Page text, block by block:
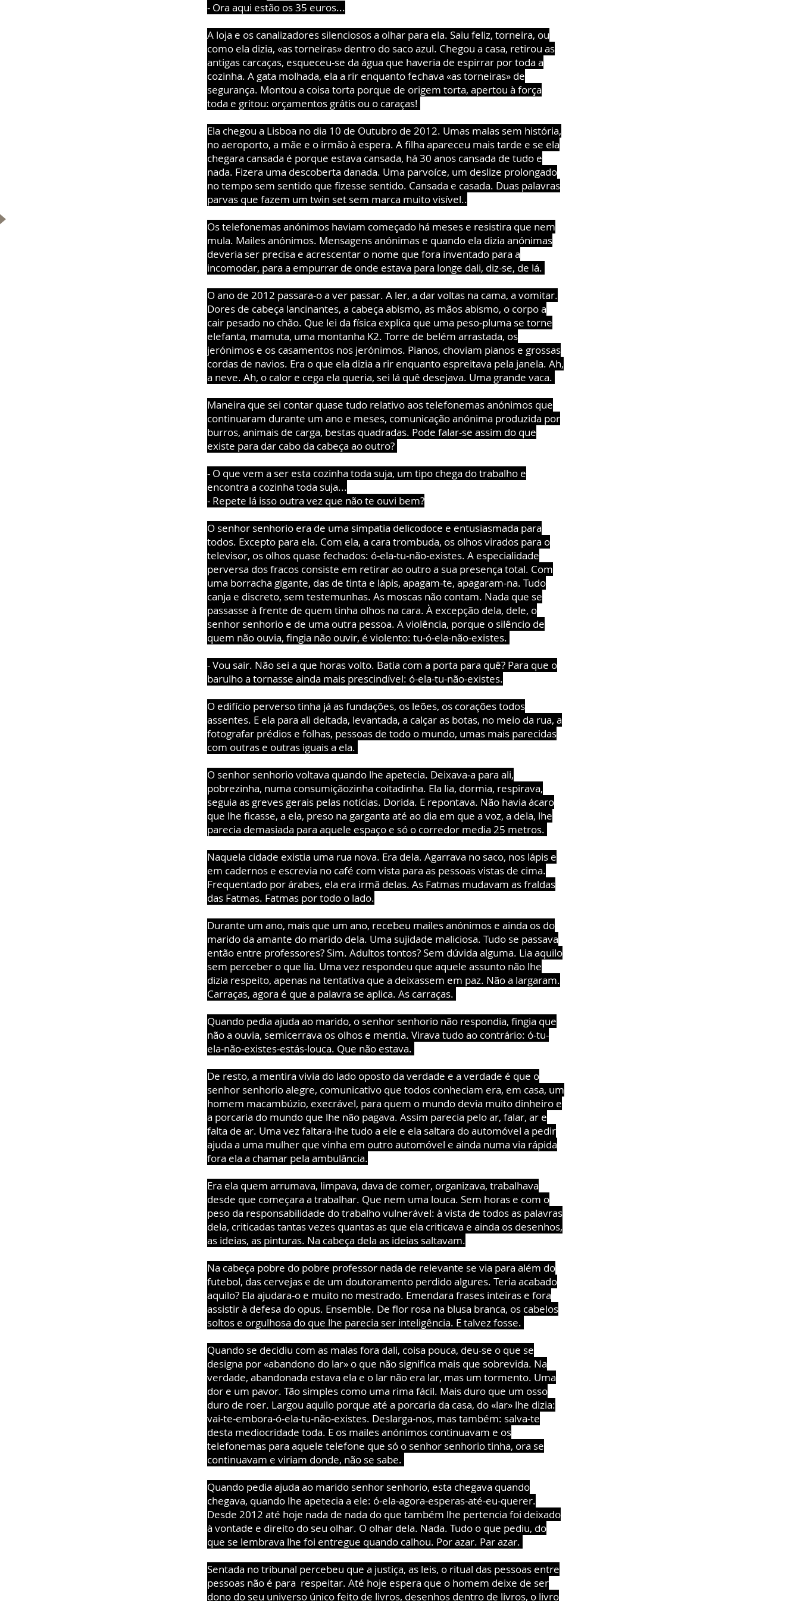
- Ora aqui estão os 35 euros...
A loja e os canalizadores silenciosos a olhar para ela. Saiu feliz, torneira, ou
como ela dizia, «as torneiras» dentro do saco azul. Chegou a casa, retirou as
antigas carcaças, esqueceu-se da água que haveria de espirrar por toda a
cozinha. A gata molhada, ela a rir enquanto fechava «as torneiras» de
segurança. Montou a coisa torta porque de origem torta, apertou à força
toda e gritou: orçamentos grátis ou o caraças!
Ela chegou a Lisboa no dia 10 de Outubro de 2012. Umas malas sem história,
no aeroporto, a mãe e o irmão à espera. A filha apareceu mais tarde e se ela
chegara cansada é porque estava cansada, há 30 anos cansada de tudo e
nada. Fizera uma descoberta danada. Uma parvoíce, um deslize prolongado
no tempo sem sentido que fizesse sentido. Cansada e casada. Duas palavras
parvas que fazem um twin set sem marca muito visível..
Os telefonemas anónimos haviam começado há meses e resistira que nem
mula. Mailes anónimos. Mensagens anónimas e quando ela dizia anónimas
deveria ser precisa e acrescentar o nome que fora inventado para a
incomodar, para a empurrar de onde estava para longe dali, diz-se, de lá.
O ano de 2012 passara-o a ver passar. A ler, a dar voltas na cama, a vomitar.
Dores de cabeça lancinantes, a cabeça abismo, as mãos abismo, o corpo a
cair pesado no chão. Que lei da física explica que uma peso-pluma se torne
elefanta, mamuta, uma montanha K2. Torre de belém arrastada, os
jerónimos e os casamentos nos jerónimos. Pianos, choviam pianos e grossas
cordas de navios. Era o que ela dizia a rir enquanto espreitava pela janela. Ah,
a neve. Ah, o calor e cega ela queria, sei lá quê desejava. Uma grande vaca.
Maneira que sei contar quase tudo relativo aos telefonemas anónimos que
continuaram durante um ano e meses, comunicação anónima produzida por
burros, animais de carga, bestas quadradas. Pode falar-se assim do que
existe para dar cabo da cabeça ao outro?
- O que vem a ser esta cozinha toda suja, um tipo chega do trabalho e
encontra a cozinha toda suja...
- Repete lá isso outra vez que não te ouvi bem?
O senhor senhorio era de uma simpatia delicodoce e entusiasmada para
todos. Excepto para ela. Com ela, a cara trombuda, os olhos virados para o
televisor, os olhos quase fechados: ó-ela-tu-não-existes. A especialidade
perversa dos fracos consiste em retirar ao outro a sua presença total. Com
uma borracha gigante, das de tinta e lápis, apagam-te, apagaram-na. Tudo
canja e discreto, sem testemunhas. As moscas não contam. Nada que se
passasse à frente de quem tinha olhos na cara. À excepção dela, dele, o
senhor senhorio e de uma outra pessoa. A violência, porque o silêncio de
quem não ouvia, fingia não ouvir, é violento: tu-ó-ela-não-existes.
- Vou sair. Não sei a que horas volto. Batia com a porta para quê? Para que o
barulho a tornasse ainda mais prescindível: ó-ela-tu-não-existes.
O edifício perverso tinha já as fundações, os leões, os corações todos
assentes. E ela para ali deitada, levantada, a calçar as botas, no meio da rua, a
fotografar prédios e folhas, pessoas de todo o mundo, umas mais parecidas
com outras e outras iguais a ela.
O senhor senhorio voltava quando lhe apetecia. Deixava-a para ali,
pobrezinha, numa consumiçãozinha coitadinha. Ela lia, dormia, respirava,
seguia as greves gerais pelas notícias. Dorida. E repontava. Não havia ácaro
que lhe ficasse, a ela, preso na garganta até ao dia em que a voz, a dela, lhe
parecia demasiada para aquele espaço e só o corredor media 25 metros.
Naquela cidade existia uma rua nova. Era dela. Agarrava no saco, nos lápis e
em cadernos e escrevia no café com vista para as pessoas vistas de cima.
Frequentado por árabes, ela era irmã delas. As Fatmas mudavam as fraldas
das Fatmas. Fatmas por todo o lado.
Durante um ano, mais que um ano, recebeu mailes anónimos e ainda os do
marido da amante do marido dela. Uma sujidade maliciosa. Tudo se passava
então entre professores? Sim. Adultos tontos? Sem dúvida alguma. Lia aquilo
sem perceber o que lia. Uma vez respondeu que aquele assunto não lhe
dizia respeito, apenas na tentativa que a deixassem em paz. Não a largaram.
Carraças, agora é que a palavra se aplica. As carraças.
Quando pedia ajuda ao marido, o senhor senhorio não respondia, fingia que
não a ouvia, semicerrava os olhos e mentia. Virava tudo ao contrário: ó-tu-
ela-não-existes-estás-louca. Que não estava.
De resto, a mentira vivia do lado oposto da verdade e a verdade é que o
senhor senhorio alegre, comunicativo que todos conheciam era, em casa, um
homem macambúzio, execrável, para quem o mundo devia muito dinheiro e
a porcaria do mundo que lhe não pagava. Assim parecia pelo ar, falar, ar e
falta de ar. Uma vez faltara-lhe tudo a ele e ela saltara do automóvel a pedir
ajuda a uma mulher que vinha em outro automóvel e ainda numa via rápida
fora ela a chamar pela ambulância.
Era ela quem arrumava, limpava, dava de comer, organizava, trabalhava
desde que começara a trabalhar. Que nem uma louca. Sem horas e com o
peso da responsabilidade do trabalho vulnerável: à vista de todos as palavras
dela, criticadas tantas vezes quantas as que ela criticava e ainda os desenhos,
as ideias, as pinturas. Na cabeça dela as ideias saltavam.
Na cabeça pobre do pobre professor nada de relevante se via para além do
futebol, das cervejas e de um doutoramento perdido algures. Teria acabado
aquilo? Ela ajudara-o e muito no mestrado. Emendara frases inteiras e fora
assistir à defesa do opus. Ensemble. De flor rosa na blusa branca, os cabelos
soltos e orgulhosa do que lhe parecia ser inteligência. E talvez fosse.
Quando se decidiu com as malas fora dali, coisa pouca, deu-se o que se
designa por «abandono do lar» o que não significa mais que sobrevida. Na
verdade, abandonada estava ela e o lar não era lar, mas um tormento. Uma
dor e um pavor. Tão simples como uma rima fácil. Mais duro que um osso
duro de roer. Largou aquilo porque até a porcaria da casa, do «lar» lhe dizia:
vai-te-embora-ó-ela-tu-não-existes. Deslarga-nos, mas também: salva-te
desta mediocridade toda. E os mailes anónimos continuavam e os
telefonemas para aquele telefone que só o senhor senhorio tinha, ora se
continuavam e viriam donde, não se sabe.
Quando pedia ajuda ao marido senhor senhorio, esta chegava quando
chegava, quando lhe apetecia a ele: ó-ela-agora-esperas-até-eu-querer.
Desde 2012 até hoje nada de nada do que também lhe pertencia foi deixado
à vontade e direito do seu olhar. O olhar dela. Nada. Tudo o que pediu, do
que se lembrava lhe foi entregue quando calhou. Por azar. Par azar.
Sentada no tribunal percebeu que a justiça, as leis, o ritual das pessoas entre
pessoas não é para respeitar. Até hoje espera que o homem deixe de ser
dono do seu universo único feito de livros, desenhos dentro de livros, o livro